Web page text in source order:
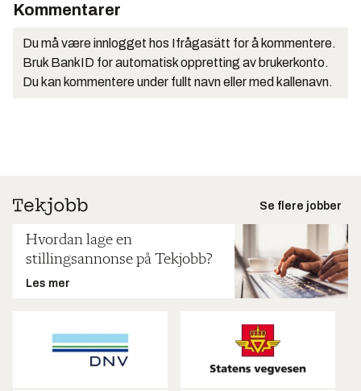
Kommentarer
Du må være innlogget hos Ifrågasätt for å kommentere.
Bruk BankID for automatisk oppretting av brukerkonto.
Du kan kommentere under fullt navn eller med kallenavn.
Se flere jobber
Hvordan lage en
stillingsannonse på Tekjobb?
Les mer